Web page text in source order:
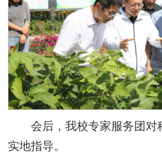
会后，我校专家服务团对
实地指导。